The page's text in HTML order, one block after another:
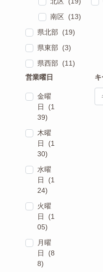
南区 (13)
県北部 (19)
県東部 (3)
県西部 (11)
営業曜日
金曜
日 (1
39)
木曜
日 (1
30)
水曜
日 (1
24)
火曜
日 (1
05)
月曜
日 (8
8)